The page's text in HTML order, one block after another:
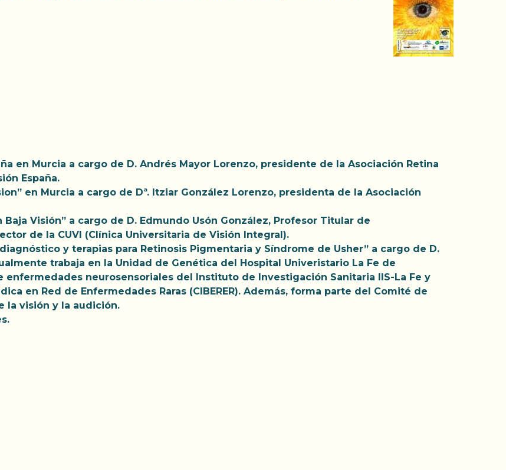
en Murcia a cargo de D. Andrés Mayor Lorenzo, presidente de la Asociación Retina
España.
en Murcia a cargo de Dª. Itziar González Lorenzo, presidenta de la Asociación
Visión” a cargo de D. Edmundo Usón González, Profesor Titular de
de la CUVI (Clínica Universitaria de Visión Integral).
y terapias para Retinosis Pigmentaria y Síndrome de Usher” a cargo de D.
trabaja en la Unidad de Genética del Hospital Univeristario La Fe de
neurosensoriales del Instituto de Investigación Sanitaria IIS-La Fe y
en Red de Enfermedades Raras (CIBERER). Además, forma parte del Comité de
la visión y la audición.